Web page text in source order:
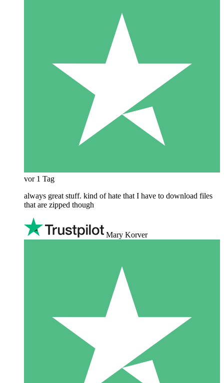
vor 1 Tag
always great stuff. kind of hate that I have to download files
that are zipped though
Mary Korver